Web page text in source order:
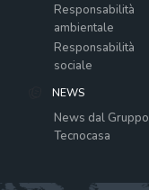
Responsabilità
ambientale
Responsabilità
sociale
NEWS
News dal Gruppo
Tecnocasa